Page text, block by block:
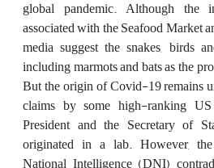
global pandemic. Although the
associated with the Seafood Market
media suggest the snakes, birds
including marmots and bats as the
But the origin of Covid-19 remains
claims by some high-ranking
President and the Secretary of
originated in a lab. However,